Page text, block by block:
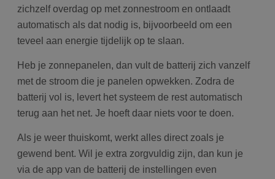
zichzelf overdag op met zonnestroom en ontlaadt
automatisch als dat nodig is, bijvoorbeeld om een
teveel aan energie tijdelijk op te slaan.
Heb je zonnepanelen, dan vult de batterij zich vanzelf
met de stroom die je panelen opwekken. Zodra de
batterij vol is, levert het systeem de rest automatisch
terug aan het net. Je hoeft daar niets voor te doen.
Als je weer thuiskomt, werkt alles direct zoals je
gewend bent. Wil je extra zorgvuldig zijn, dan kun je
via de app van de batterij de instellingen even